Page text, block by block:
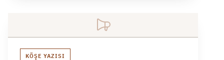
KÖŞE YAZISI